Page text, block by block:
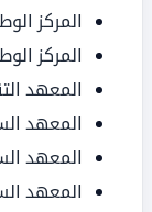
المركز
المركز
المعهد
المعهد
المعهد
المعهد